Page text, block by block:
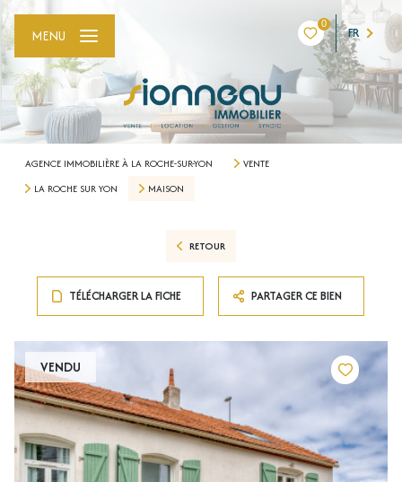
0
FR
MENU
AGENCE IMMOBILIÈRE À LA ROCHE-SUR-YON
VENTE
LA ROCHE SUR YON
MAISON
RETOUR
TÉLÉCHARGER LA FICHE PARTAGER CE BIEN
VENDU